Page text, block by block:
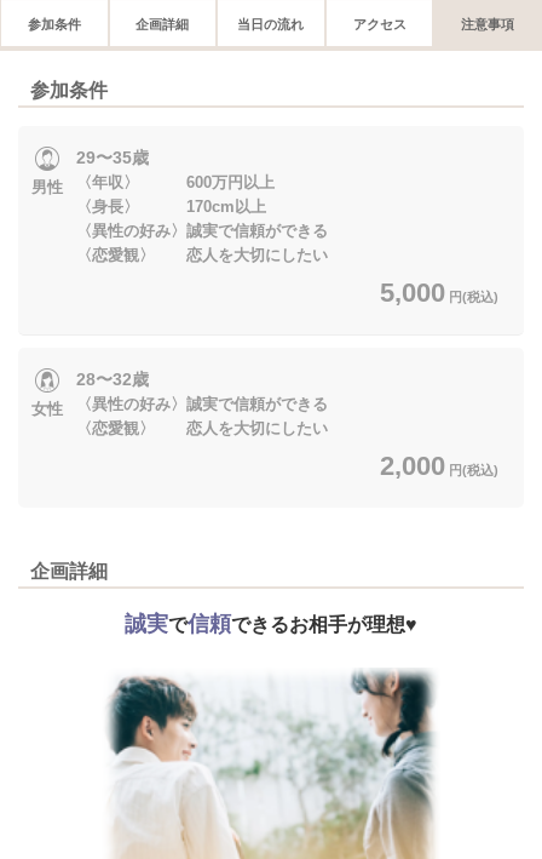
参加条件 企画詳細 当日の流れ アクセス 注意事項
参加条件
男性
29〜35歳
〈年収〉 600万円以上
〈身長〉 170cm以上
〈異性の好み〉誠実で信頼ができる
〈恋愛観〉 恋人を大切にしたい
5,000 円(税込)
女性
28〜32歳
〈異性の好み〉誠実で信頼ができる
〈恋愛観〉 恋人を大切にしたい
2,000 円(税込)
企画詳細
誠実で信頼できるお相手が理想♥